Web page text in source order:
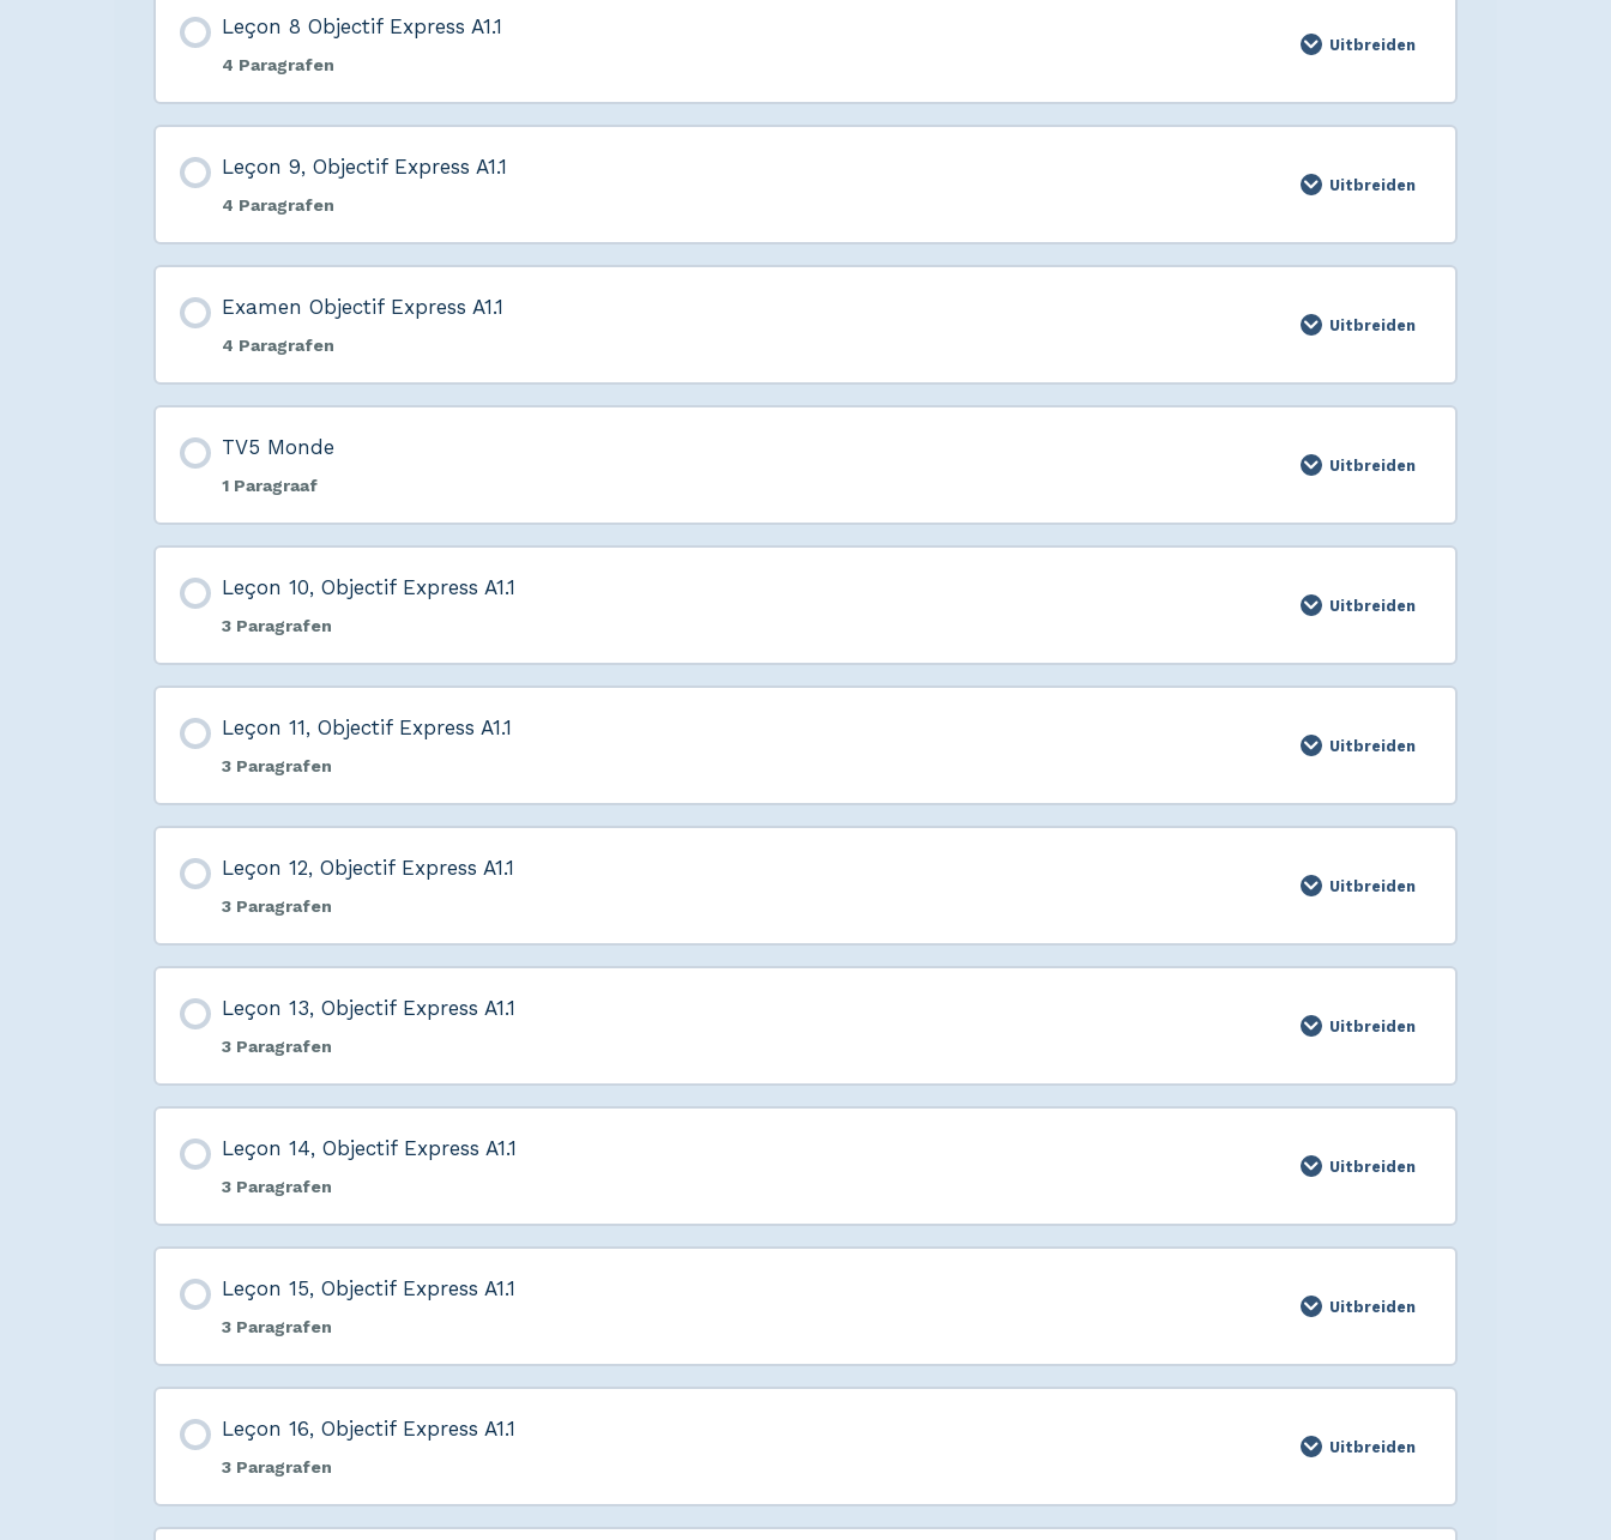
Leçon 8 Objectif Express A1.1
4 Paragrafen
Uitbreiden
Leçon 9, Objectif Express A1.1
4 Paragrafen
Uitbreiden
Examen Objectif Express A1.1
4 Paragrafen
Uitbreiden
TV5 Monde
1 Paragraaf
Uitbreiden
Leçon 10, Objectif Express A1.1
3 Paragrafen
Uitbreiden
Leçon 11, Objectif Express A1.1
3 Paragrafen
Uitbreiden
Leçon 12, Objectif Express A1.1
3 Paragrafen
Uitbreiden
Leçon 13, Objectif Express A1.1
3 Paragrafen
Uitbreiden
Leçon 14, Objectif Express A1.1
3 Paragrafen
Uitbreiden
Leçon 15, Objectif Express A1.1
3 Paragrafen
Uitbreiden
Leçon 16, Objectif Express A1.1
3 Paragrafen
Uitbreiden